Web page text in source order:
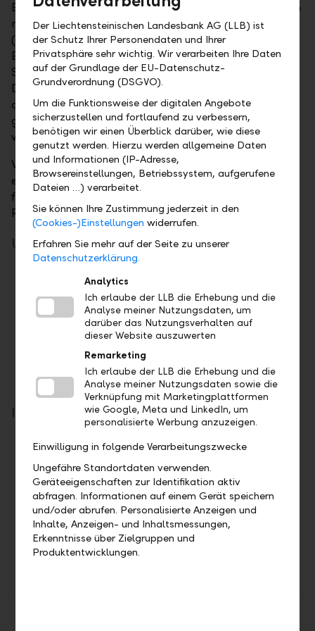
Erträge wie Zinsen und Dividenden unterliegen in den
meisten Ländern einer sogenannten Quellensteuer
(Schweiz: Verrechnungssteuer), die direkt von Ihren
Erträgen abgezogen wird. Besteht zwischen Ihrem
Steuerdomizil und dem Emittentenland ein
Doppelbesteuerungsabkommen (DBA) und sind Sie
abkommensberechtigt, so kann die Quellensteuer
ganz oder zumindest teilweise zurückgefordert
werden.
Wenn Sie uns einmalig einen Auftrag mit
entsprechender Vollmacht erteilen, übernehmen wir
für Sie den gesamten Quellensteuer-
Rückforderungsprozess.
Unser Angebot
Doppelbesteuerungsabkommen
Ausfüllen von Anträgen
Gesamte Korrespondenz mit involvierten
Überwachung von Zahlungseingängen
Gutschrift von Rückforderungsbeträgen
Ihre Vorteile
Die zeitintensive und komplizierte
Abwicklung wird durch Spezialisten der Bank
übernommen und überwacht.
Ihnen entsteht kein weiterer Aufwand.
Sie kommen in den Genuss einer höheren
Performance dank zurückerstatteter, bislang
ungenutzter Quellensteuerbeträge.
Der Liechtensteinischen Landesbank AG (LLB) ist
der Schutz Ihrer Personendaten und Ihrer
Privatsphäre sehr wichtig. Wir verarbeiten Ihre Daten
auf der Grundlage der EU-Datenschutz-
Grundverordnung (DSGVO).
Um die Funktionsweise der digitalen Angebote
sicherzustellen und fortlaufend zu verbessern,
benötigen wir einen Überblick darüber, wie diese
genutzt werden. Hierzu werden allgemeine Daten
und Informationen (IP-Adresse,
Browsereinstellungen, Betriebssystem, aufgerufene
Dateien …) verarbeitet.
Sie können Ihre Zustimmung jederzeit in den
(Cookies-)Einstellungen widerrufen.
Erfahren Sie mehr auf der Seite zu unserer
Datenschutzerklärung.
Analytics
Ich erlaube der LLB die Erhebung und die
Analyse meiner Nutzungsdaten, um
darüber das Nutzungsverhalten auf
dieser Website auszuwerten
Remarketing
Ich erlaube der LLB die Erhebung und die
Analyse meiner Nutzungsdaten sowie die
Verknüpfung mit Marketingplattformen
wie Google, Meta und LinkedIn, um
personalisierte Werbung anzuzeigen.
Einwilligung in folgende Verarbeitungszwecke
Ungefähre Standortdaten verwenden.
Geräteeigenschaften zur Identifikation aktiv
abfragen. Informationen auf einem Gerät speichern
und/oder abrufen. Personalisierte Anzeigen und
Inhalte, Anzeigen- und Inhaltsmessungen,
Erkenntnisse über Zielgruppen und
Produktentwicklungen.